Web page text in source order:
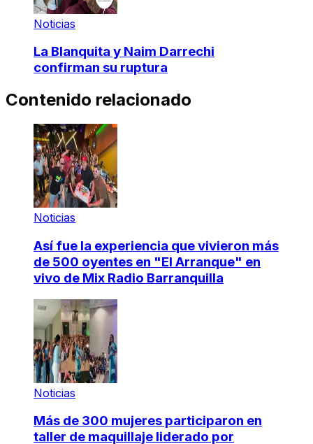
Noticias
La Blanquita y Naim Darrechi
confirman su ruptura
Contenido relacionado
Noticias
Así fue la experiencia que vivieron más
de 500 oyentes en "El Arranque" en
vivo de Mix Radio Barranquilla
Noticias
Más de 300 mujeres participaron en
taller de maquillaje liderado por